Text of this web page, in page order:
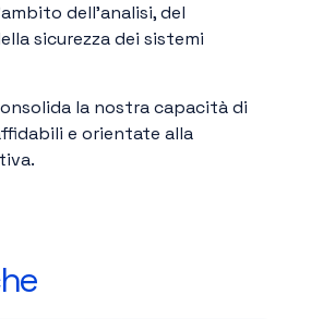
dell’analisi, del
sicurezza dei sistemi
la nostra capacità di
e orientate alla